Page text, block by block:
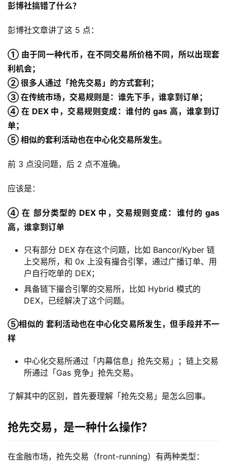
彭博社搞错了什么？
彭博社文章讲了这 5 点：
① 由于同一种代币，在不同交易所价格不同，所以出现套
利机会；
② 很多人通过「抢先交易」的方式套利；
③ 在传统市场，交易规则是：谁先下手，谁拿到订单；
④ 在 DEX 中，交易规则变成：谁付的 gas 高，谁拿到订
单；
⑤ 相似的套利活动也在中心化交易所发生。
前 3 点没问题，后 2 点不准确。
应该是：
④ 在 部分类型的 DEX 中，交易规则变成：谁付的 gas
高，谁拿到订单
只有部分 DEX 存在这个问题，比如 Bancor/Kyber 链
上交易所，和 0x 上没有撮合引擎，通过广播订单、用
户自行吃单的 DEX；
具备链下撮合引擎的交易所，比如 Hybrid 模式的
DEX，已经解决了这个问题。
⑤相似的 套利活动也在中心化交易所发生，但手段并不一
样
中心化交易所通过「内幕信息」抢先交易」；链上交易
所通过「Gas 竞争」抢先交易。
了解其中的区别，首先要理解「抢先交易」是怎么回事。
抢先交易，是一种什么操作？
在金融市场，抢先交易（front-running）有两种类型：